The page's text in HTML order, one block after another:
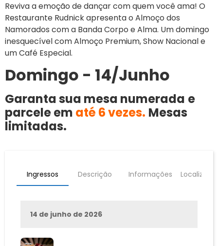
Reviva a emoção de dançar com quem você ama! O
Restaurante Rudnick apresenta o Almoço dos
Namorados com a Banda Corpo e Alma. Um domingo
inesquecível com Almoço Premium, Show Nacional e
um Café Especial.
Domingo - 14/Junho
Garanta sua mesa numerada e
parcele em até 6 vezes. Mesas
limitadas.
Ingressos Descrição Informações
14 de junho de 2026